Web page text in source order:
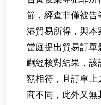
節，經查非僅被告
港貿易所得，與本
當庭提出貿易訂單
嗣經核對結果，該
額相符，且訂單上
商不同，此外又無